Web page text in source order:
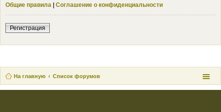
Общие правила | Соглашение о конфиденциальности
Регистрация
На главную Список форумов